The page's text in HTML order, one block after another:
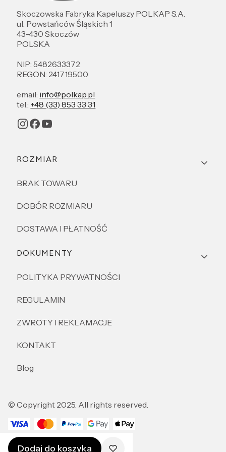
Skoczowska Fabryka Kapeluszy POLKAP S.A.
ul. Powstańców Śląskich 1
43-430 Skoczów
POLSKA
NIP: 5482633372
REGON: 241719500
email: info@polkap.pl
tel.: +48 (33) 853 33 31
Linki w stopce
ROZMIAR
BRAK TOWARU
DOBÓR ROZMIARU
DOSTAWA I PŁATNOŚĆ
DOKUMENTY
POLITYKA PRYWATNOŚCI
REGULAMIN
ZWROTY I REKLAMACJE
KONTAKT
Blog
© Copyright 2025. All rights reserved.
POLSKIDodaj do koszyka